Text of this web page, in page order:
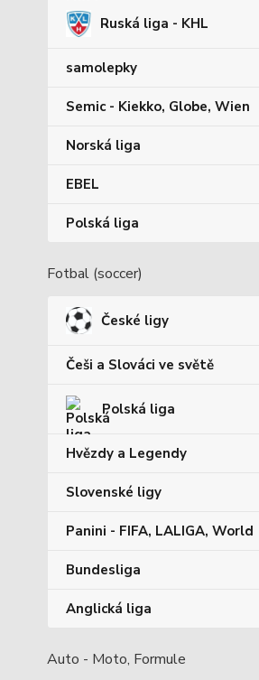
Ruská liga - KHL
samolepky
Semic - Kiekko, Globe, Wien
Norská liga
EBEL
Polská liga
Fotbal (soccer)
České ligy
Češi a Slováci ve světě
Polská liga
Hvězdy a Legendy
Slovenské ligy
Panini - FIFA, LALIGA, World
Bundesliga
Anglická liga
Auto - Moto, Formule